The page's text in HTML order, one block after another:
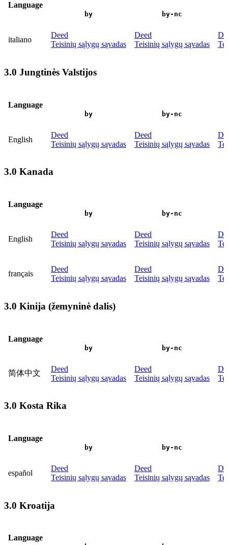
Language
by by-nc
italiano
Deed
Teisinių sąlygų sąvadas
Deed
Teisinių sąlygų sąvadas
3.0 Jungtinės Valstijos
Language
by by-nc
English
Deed
Teisinių sąlygų sąvadas
Deed
Teisinių sąlygų sąvadas
3.0 Kanada
Language
by by-nc
English
Deed
Teisinių sąlygų sąvadas
Deed
Teisinių sąlygų sąvadas
français
Deed
Teisinių sąlygų sąvadas
Deed
Teisinių sąlygų sąvadas
3.0 Kinija (žemyninė dalis)
Language
by by-nc
简体中文
Deed
Teisinių sąlygų sąvadas
Deed
Teisinių sąlygų sąvadas
3.0 Kosta Rika
Language
by by-nc
español
Deed
Teisinių sąlygų sąvadas
Deed
Teisinių sąlygų sąvadas
3.0 Kroatija
Language